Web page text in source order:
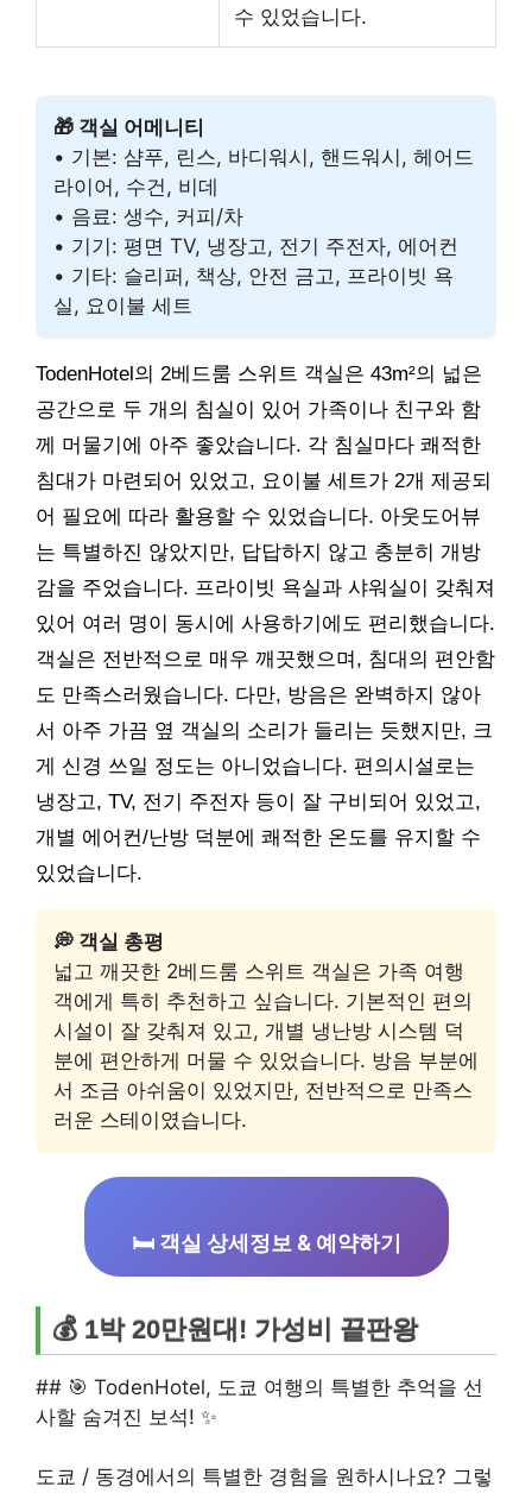
수 있었습니다.
🎁 객실 어메니티
• 기본: 샴푸, 린스, 바디워시, 핸드워시, 헤어드
라이어, 수건, 비데
• 음료: 생수, 커피/차
• 기기: 평면 TV, 냉장고, 전기 주전자, 에어컨
• 기타: 슬리퍼, 책상, 안전 금고, 프라이빗 욕
실, 요이불 세트
TodenHotel의 2베드룸 스위트 객실은 43m²의 넓은
공간으로 두 개의 침실이 있어 가족이나 친구와 함
께 머물기에 아주 좋았습니다. 각 침실마다 쾌적한
침대가 마련되어 있었고, 요이불 세트가 2개 제공되
어 필요에 따라 활용할 수 있었습니다. 아웃도어뷰
는 특별하진 않았지만, 답답하지 않고 충분히 개방
감을 주었습니다. 프라이빗 욕실과 샤워실이 갖춰져
있어 여러 명이 동시에 사용하기에도 편리했습니다.
객실은 전반적으로 매우 깨끗했으며, 침대의 편안함
도 만족스러웠습니다. 다만, 방음은 완벽하지 않아
서 아주 가끔 옆 객실의 소리가 들리는 듯했지만, 크
게 신경 쓰일 정도는 아니었습니다. 편의시설로는
냉장고, TV, 전기 주전자 등이 잘 구비되어 있었고,
개별 에어컨/난방 덕분에 쾌적한 온도를 유지할 수
있었습니다.
💭 객실 총평
넓고 깨끗한 2베드룸 스위트 객실은 가족 여행
객에게 특히 추천하고 싶습니다. 기본적인 편의
시설이 잘 갖춰져 있고, 개별 냉난방 시스템 덕
분에 편안하게 머물 수 있었습니다. 방음 부분에
서 조금 아쉬움이 있었지만, 전반적으로 만족스
러운 스테이였습니다.
🛏️ 객실 상세정보 & 예약하기
💰 1박 20만원대! 가성비 끝판왕
## 🎯 TodenHotel, 도쿄 여행의 특별한 추억을 선
사할 숨겨진 보석! ✨
도쿄 / 동경에서의 특별한 경험을 원하시나요? 그렇